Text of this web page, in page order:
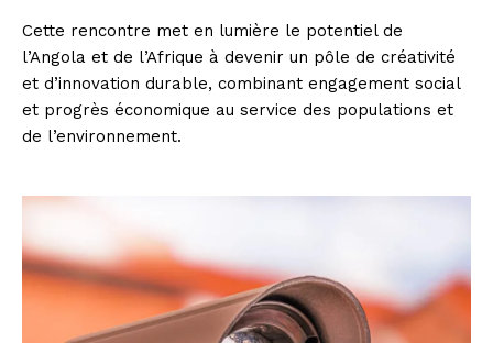
Cette rencontre met en lumière le potentiel de
l’Angola et de l’Afrique à devenir un pôle de créativité
et d’innovation durable, combinant engagement social
et progrès économique au service des populations et
de l’environnement.